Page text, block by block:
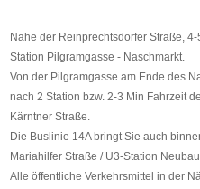
Nahe der Reinprechtsdorfer Straße,
Station Pilgramgasse - Naschmarkt.
Von der Pilgramgasse am Ende des
nach 2 Station bzw. 2-3 Min Fahrzeit
Kärntner Straße.
Die Buslinie 14A bringt Sie auch
Mariahilfer Straße / U3-Station
Alle öffentliche Verkehrsmittel in der